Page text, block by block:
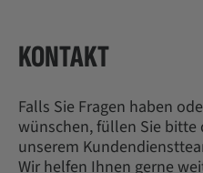
KONTAKT
Falls Sie Fragen haben
wünschen, füllen Sie bitte
unserem
Wir helfen Ihnen gerne